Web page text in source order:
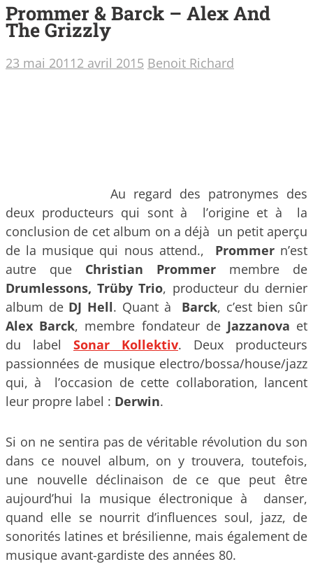
Prommer & Barck – Alex And
The Grizzly
23 mai 20112 avril 2015 Benoit Richard
Au regard des patronymes des
deux producteurs qui sont à l’origine et à la
conclusion de cet album on a déjà un petit aperçu
de la musique qui nous attend., Prommern’est
autre que Christian Prommer membre de
Drumlessons, Trüby Trio, producteur du dernier
album de DJ Hell. Quant à Barck, c’est bien sûr
Alex Barck, membre fondateur de Jazzanova et
du label Sonar Kollektiv. Deux producteurs
passionnées de musique electro/bossa/house/jazz
qui, à l’occasion de cette collaboration, lancent
leur propre label : Derwin.
Si on ne sentira pas de véritable révolution du son
dans ce nouvel album, on y trouvera, toutefois,
une nouvelle déclinaison de ce que peut être
aujourd’hui la musique électronique à danser,
quand elle se nourrit d’influences soul, jazz, de
sonorités latines et brésilienne, mais également de
musique avant-gardiste des années 80.